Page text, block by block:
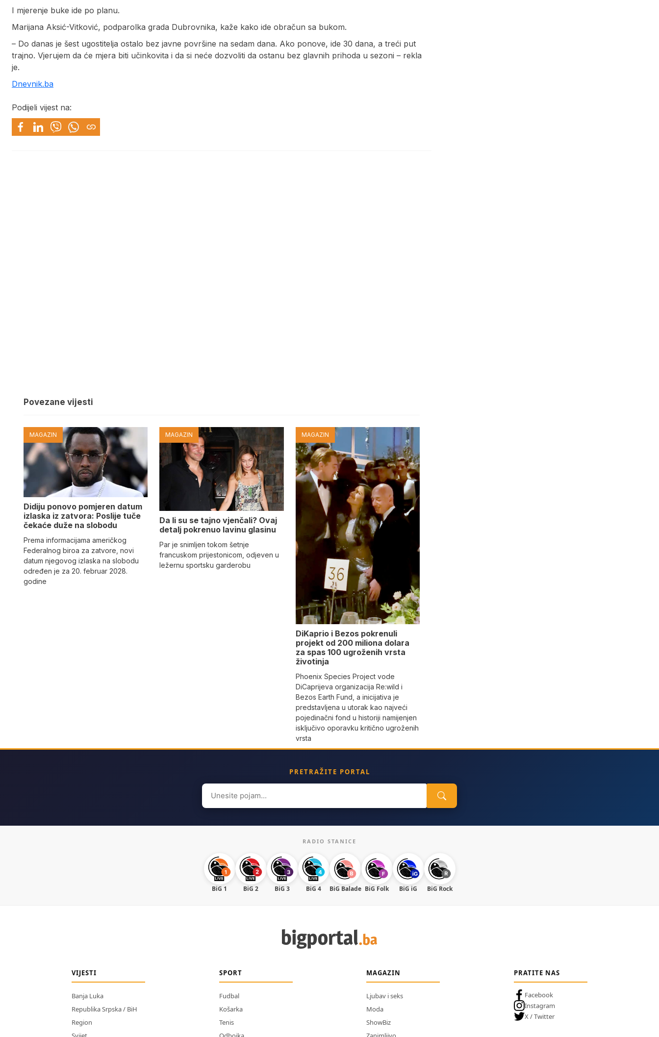
I mjerenje buke ide po planu.
Marijana Aksić-Vitković, podparolka grada Dubrovnika, kaže kako ide obračun sa bukom.
– Do danas je šest ugostitelja ostalo bez javne površine na sedam dana. Ako ponove, ide 30 dana, a treći put
trajno. Vjerujem da će mjera biti učinkovita i da si neće dozvoliti da ostanu bez glavnih prihoda u sezoni – rekla
je.
Dnevnik.ba
Podijeli vijest na:
Povezane vijesti
MAGAZIN
Didiju ponovo pomjeren datum
izlaska iz zatvora: Poslije tuče
čekaće duže na slobodu
Prema informacijama američkog
Federalnog biroa za zatvore, novi
datum njegovog izlaska na slobodu
određen je za 20. februar 2028.
godine
MAGAZIN
Da li su se tajno vjenčali? Ovaj
detalj pokrenuo lavinu glasinu
Par je snimljen tokom šetnje
francuskom prijestonicom, odjeven u
ležernu sportsku garderobu
MAGAZIN
DiKaprio i Bezos pokrenuli
projekt od 200 miliona dolara
za spas 100 ugroženih vrsta
životinja
Phoenix Species Project vode
DiCaprijeva organizacija Re:wild i
Bezos Earth Fund, a inicijativa je
predstavljena u utorak kao najveći
pojedinačni fond u historiji namijenjen
isključivo oporavku kritično ugroženih
vrsta
PRETRAŽITE PORTAL
Search
for:
RADIO STANICE
BiG 1 BiG 2 BiG 3 BiG 4 BiG Balade BiG Folk BiG iG BiG Rock
VIJESTI
Banja Luka
Republika Srpska / BiH
Region
SPORT
Fudbal
Košarka
Tenis
MAGAZIN
Ljubav i seks
Moda
ShowBiz
PRATITE NAS
Facebook
Instagram
X / Twitter